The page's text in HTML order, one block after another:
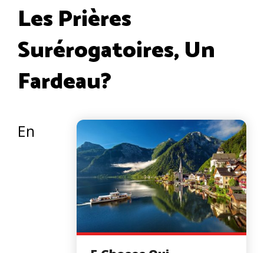
Les Prières
Surérogatoires, Un
Fardeau?
En